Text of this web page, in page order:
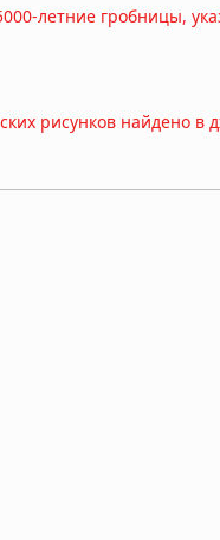
летние гробницы,
рисунков найдено в